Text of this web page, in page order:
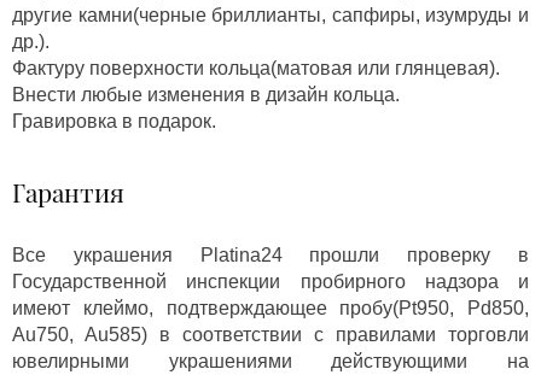
другие камни(черные бриллианты, сапфиры, изумруды и
др.).
Фактуру поверхности кольца(матовая или глянцевая).
Внести любые изменения в дизайн кольца.
Гравировка в подарок.
Гарантия
Все украшения Platina24 прошли проверку в
Государственной инспекции пробирного надзора и
имеют клеймо, подтверждающее пробу(Pt950, Pd850,
Au750, Au585) в соответствии с правилами торговли
ювелирными украшениями действующими на